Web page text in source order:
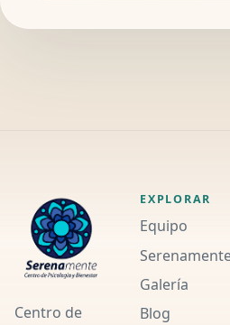
Centro de
EXPLORAR
Equipo
Galería
Blog